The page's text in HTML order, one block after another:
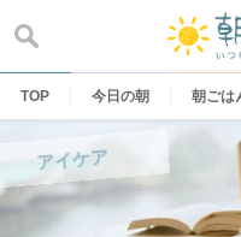
content
TOP 今日の朝 朝ごは
アイケア